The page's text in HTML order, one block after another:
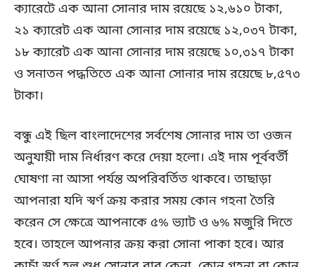
ক্যারেটে এক আনা সোনার দাম রয়েছে ১২,৬১০ টাকা,
২১ ক্যারেট এক আনা সোনার দাম রয়েছে ১২,০৩৭ টাকা,
১৮ ক্যারেট এক আনা সোনার দাম রয়েছে ১০,৩১৭ টাকা
ও সনাতন পদ্ধতিতে এক আনা সোনার দাম রয়েছে ৮,৫৭৩
টাকা।
বন্ধু এই ছিল বাংলাদেশের সর্বশেষ সোনার দাম তা ওজন
অনুযায়ী দাম নির্ধারণ করে দেয়া হলো। এই দাম পূর্ববর্তী
ঘোষণা না আসা পর্যন্ত অপরিবর্তিত থাকবে। তাছাড়া
আপনারা যদি স্বর্ণ ক্রয় করার সময় কোন গহনা তৈরি
করেন সে ক্ষেত্রে আপনাকে ৫% ভ্যাট ও ৬% মজুরি দিতে
হবে। তাহলে আপনার ক্রয় করা সোনা পাকা হবে। আর